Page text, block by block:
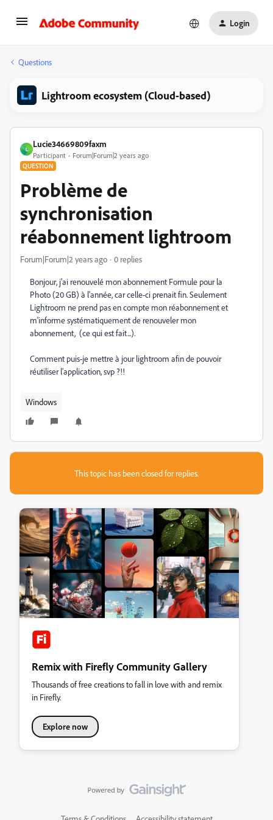
Login
Questions
Lightroom ecosystem (Cloud-based)
L
Lucie34669809faxm
Participant Forum|Forum|2 years ago
QUESTION
Problème de
synchronisation
réabonnement lightroom
Forum|Forum|2 years ago 0 replies
Bonjour, j'ai renouvelé mon abonnement Formule pour la
Photo (20 GB) à l'année, car celle-ci prenait fin. Seulement
Lightroom ne prend pas en compte mon réabonnement et
m'informe systématiquement de renouveler mon
abonnement, (ce qui est fait...).
Comment puis-je mettre à jour lightroom afin de pouvoir
réutiliser l'application, svp ?!!
Windows
This topic has been closed for replies.
Remix with Firefly Community Gallery
Thousands of free creations to fall in love with and remix
in Firefly.
Explore now